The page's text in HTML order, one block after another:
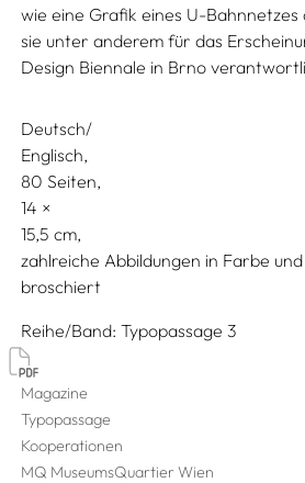
wie eine Grafik eines U-
sie unter anderem für das
Design Biennale in Brno
Deutsch/
Englisch
80 Seiten,
14
15,5
zahlreiche Abbildungen in Farbe
broschiert
Reihe/Band Typopassage 3
Magazine
Typopassage
Kooperationen
MQ MuseumsQuartier Wien